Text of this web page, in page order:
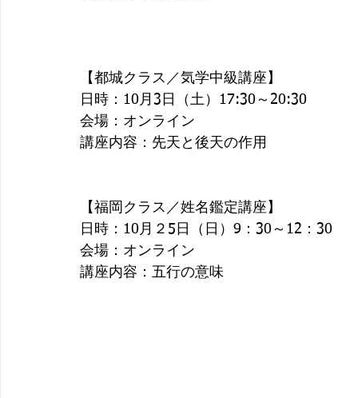
【都城クラス／気学中級講座】
日時：10月3日（土）17:30～20:30
会場：オンライン
講座内容：先天と後天の作用
【福岡クラス／姓名鑑定講座】
日時：10月２5日（日）9：30～12：30
会場：オンライン
講座内容：五行の意味